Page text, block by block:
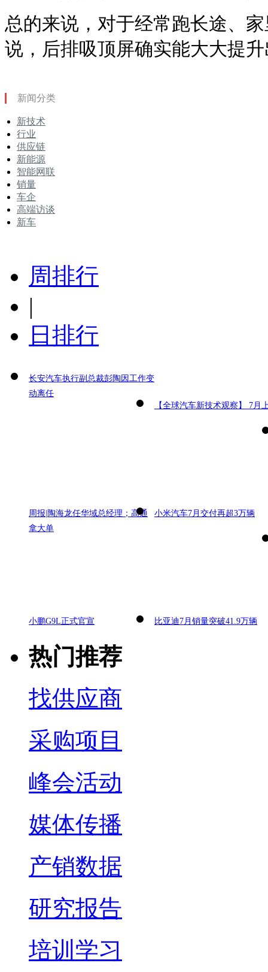
总的来说，对于经常跑长途、
说，后排吸顶屏确实能大大提
新闻分类
新技术
行业
供应链
新能源
智能网联
销量
车企
高端访谈
新车
周排行
|
日排行
长安汽车执行副总裁彭陶因工作变
动离任
【全球汽车新技术观察】 7月
周报|陶海龙任华域总经理；高通
拿大单
小米汽车7月交付再超3万辆
小鹏G9L正式官宣 比亚迪7月销量突破41.9万辆
热门推荐
找供应商
采购项目
峰会活动
媒体传播
产销数据
研究报告
培训学习